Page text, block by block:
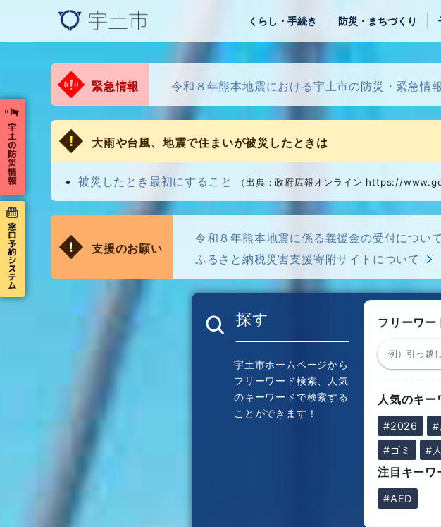
くらし・手続き 防災・まちづくり
緊急情報 令和８年熊本地震における宇土市の防災・緊急情
大雨や台風、地震で住まいが被災したときは
被災したとき最初にすること （出典：政府広報オンライン https://
支援のお願い
令和８年熊本地震に係る義援金の受付について
ふるさと納税災害支援寄附サイトについて
探す
宇土市ホームページから
フリーワード検索、人気
のキーワードで検索する
ことができます！
フリーワー
人気のキー
#2026 #
#ゴミ
#
注目キーワ
#AED